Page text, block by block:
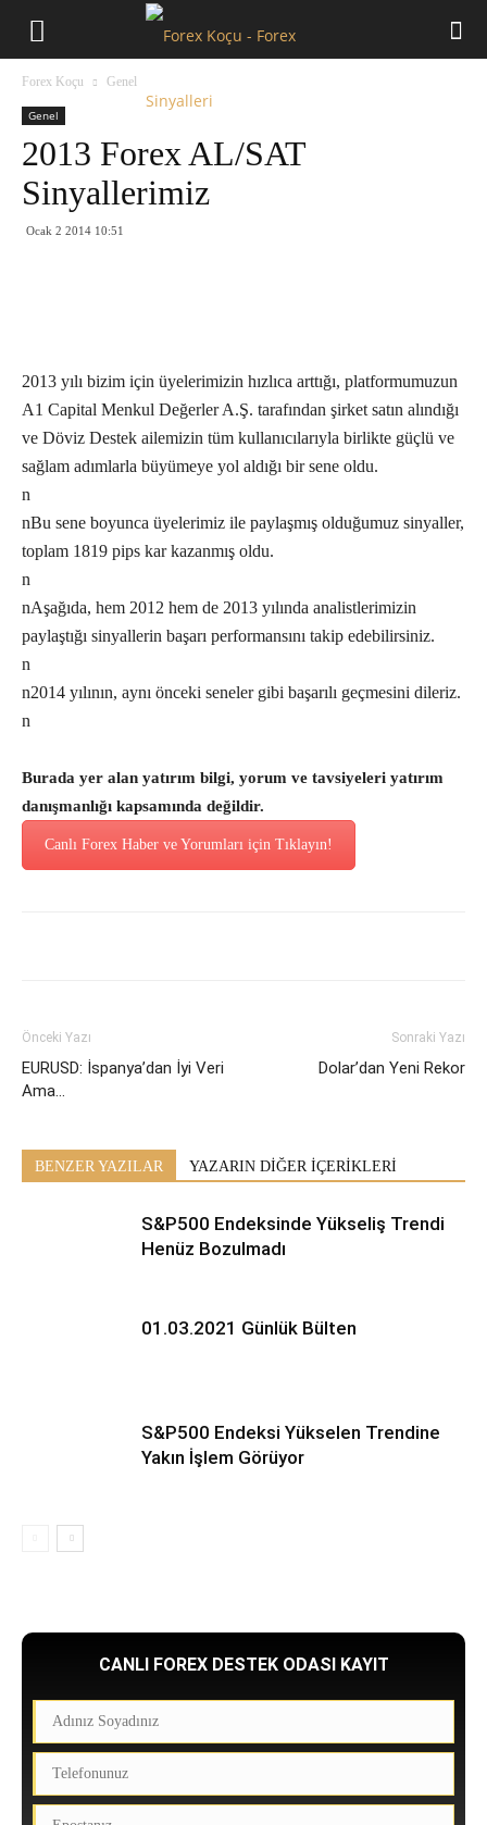
Forex Koçu Genel
Genel
2013 Forex AL/SAT
Sinyallerimiz
Ocak 2 2014 10:51
2013 yılı bizim için üyelerimizin hızlıca arttığı, platformumuzun
A1 Capital Menkul Değerler A.Ş. tarafından şirket satın alındığı
ve Döviz Destek ailemizin tüm kullanıcılarıyla birlikte güçlü ve
sağlam adımlarla büyümeye yol aldığı bir sene oldu.
n
nBu sene boyunca üyelerimiz ile paylaşmış olduğumuz sinyaller,
toplam 1819 pips kar kazanmış oldu.
n
nAşağıda, hem 2012 hem de 2013 yılında analistlerimizin
paylaştığı sinyallerin başarı performansını takip edebilirsiniz.
n
n2014 yılının, aynı önceki seneler gibi başarılı geçmesini dileriz.
n
Burada yer alan yatırım bilgi, yorum ve tavsiyeleri yatırım
danışmanlığı kapsamında değildir.
Canlı Forex Haber ve Yorumları için Tıklayın!
Önceki Yazı
EURUSD: İspanya’dan İyi Veri
Ama…
Sonraki Yazı
Dolar’dan Yeni Rekor
BENZER YAZILAR YAZARIN DİĞER İÇERİKLERİ
S&P500 Endeksinde Yükseliş Trendi
Henüz Bozulmadı
01.03.2021 Günlük Bülten
S&P500 Endeksi Yükselen Trendine
Yakın İşlem Görüyor
CANLI FOREX DESTEK ODASI KAYIT